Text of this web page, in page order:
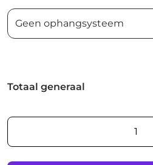
Totaal generaal
Kraanvogels
met